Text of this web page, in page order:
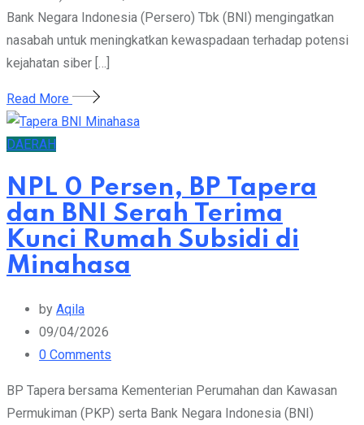
Bank Negara Indonesia (Persero) Tbk (BNI) mengingatkan
nasabah untuk meningkatkan kewaspadaan terhadap potensi
kejahatan siber […]
Read More
DAERAH
NPL 0 Persen, BP Tapera
dan BNI Serah Terima
Kunci Rumah Subsidi di
Minahasa
by Aqila
09/04/2026
0 Comments
BP Tapera bersama Kementerian Perumahan dan Kawasan
Permukiman (PKP) serta Bank Negara Indonesia (BNI)